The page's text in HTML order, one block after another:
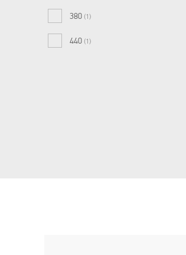
380(1)
440(1)